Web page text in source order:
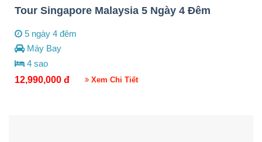
Tour Singapore Malaysia 5 Ngày 4 Đêm
5 ngày 4 đêm
Máy Bay
4 sao
12,990,000đ Xem Chi Tiết